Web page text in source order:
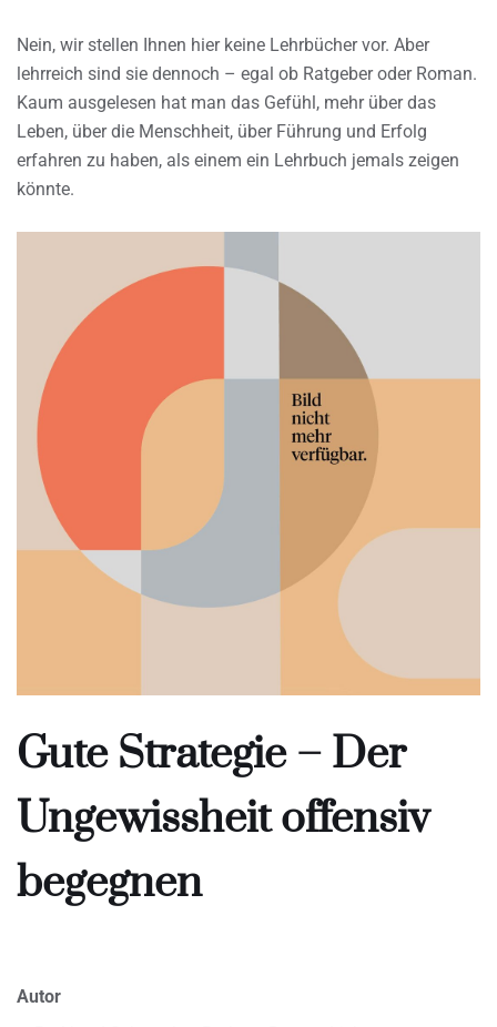
Nein, wir stellen Ihnen hier keine Lehrbücher vor. Aber
lehrreich sind sie dennoch – egal ob Ratgeber oder Roman.
Kaum ausgelesen hat man das Gefühl, mehr über das
Leben, über die Menschheit, über Führung und Erfolg
erfahren zu haben, als einem ein Lehrbuch jemals zeigen
könnte.
Gute Strategie – Der
Ungewissheit offensiv
begegnen
Autor